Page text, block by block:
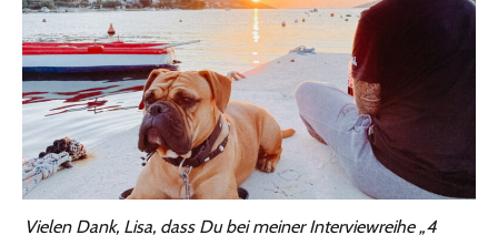
Vielen Dank, Lisa, dass Du bei meiner Interviewreihe „4